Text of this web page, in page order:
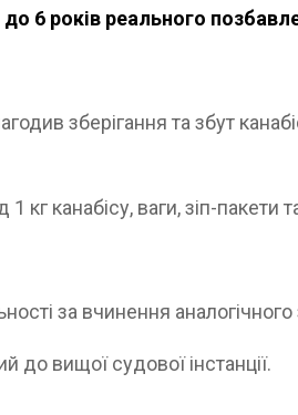
6 років реального
зберігання та збут
канабісу, ваги, зіп-пакети
за вчинення
до вищої судової інстанції.